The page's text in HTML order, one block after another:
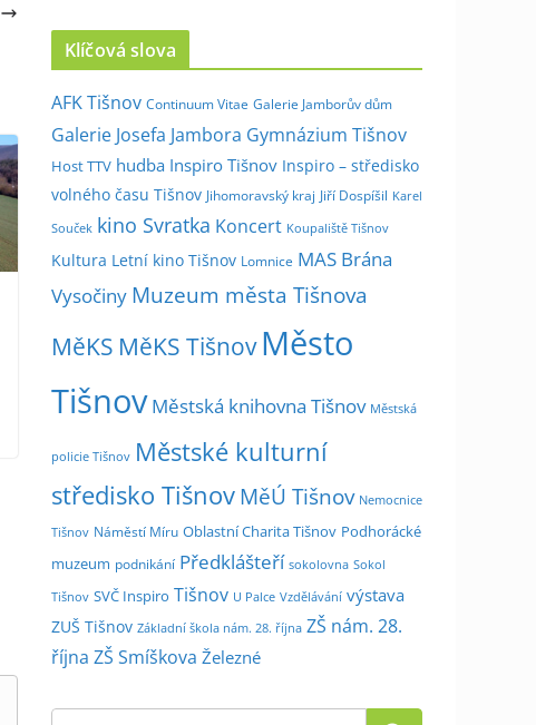
c
v
d
l
e
m
ě
c
Klíčová slova
AFK Tišnov Continuum Vitae Galerie Jamborův dům
Galerie Josefa Jambora Gymnázium Tišnov
Host TTV hudba Inspiro Tišnov Inspiro – středisko
volného času Tišnov Jihomoravský kraj Jiří Dospíšil Karel
Souček kino Svratka Koncert Koupaliště Tišnov
Kultura Letní kino Tišnov Lomnice MAS Brána
Vysočiny Muzeum města Tišnova
MěKS MěKS Tišnov Město
Tišnov Městská knihovna Tišnov Městská
policie Tišnov Městské kulturní
středisko Tišnov MěÚ Tišnov Nemocnice
Tišnov Náměstí Míru Oblastní Charita Tišnov Podhorácké
muzeum podnikání Předklášteří sokolovna Sokol
Tišnov SVČ Inspiro Tišnov U Palce Vzdělávání výstava
ZUŠ Tišnov Základní škola nám. 28. října ZŠ nám. 28.
října ZŠ Smíškova Železné